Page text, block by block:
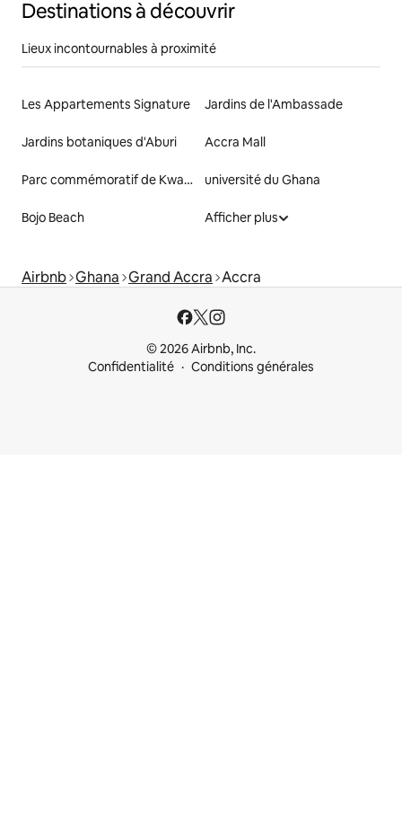
Destinations à découvrir
Lieux incontournables à proximité
Les Appartements Signature Jardins de l'Ambassade
Jardins botaniques d'Aburi Accra Mall
Parc commémoratif de Kwame Nkrumah et mausolée université du Ghana
Bojo Beach Afficher plus
Airbnb Ghana Grand Accra Accra
© 2026 Airbnb, Inc.
Confidentialité
Conditions générales